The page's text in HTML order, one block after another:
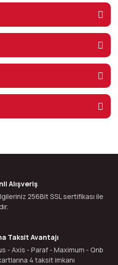
Alışveriş
256Bit SSL sertifikası ile
Taksit Avantajı
- Axis - Paraf - Maximum - Qnb
4 taksit imkanı